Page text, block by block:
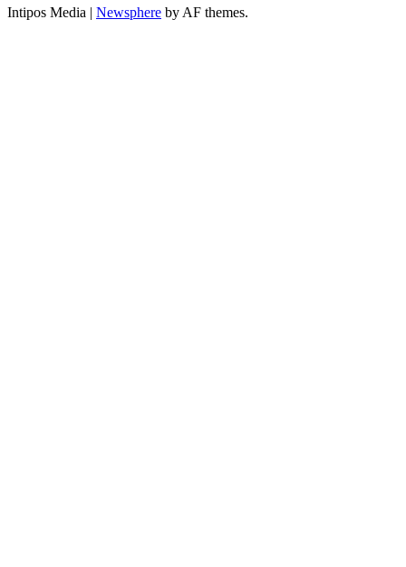
Intipos Media | Newsphere by AF themes.